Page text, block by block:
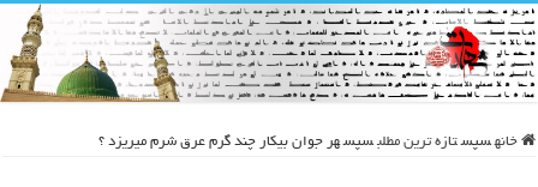
خانه سپس تازه ترین مطلب سپس هر جوان بیکار چند گرم عرق شرم میریزد ؟